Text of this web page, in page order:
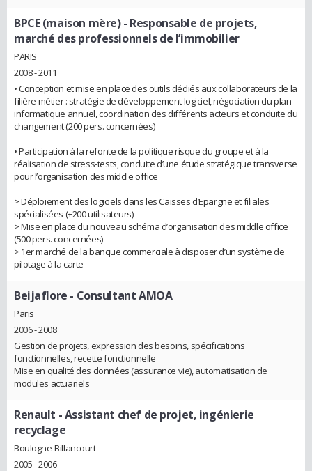
BPCE (maison mère)- Responsable de projets,
marché des professionnels de l’immobilier
PARIS
2008 - 2011
• Conception et mise en place des outils dédiés aux collaborateurs de la
filière métier : stratégie de développement logiciel, négociation du plan
informatique annuel, coordination des différents acteurs et conduite du
changement (200 pers. concernées)
• Participation à la refonte de la politique risque du groupe et à la
réalisation de stress-tests, conduite d’une étude stratégique transverse
pour l’organisation des middle office
> Déploiement des logiciels dans les Caisses d’Epargne et filiales
spécialisées (+200 utilisateurs)
> Mise en place du nouveau schéma d’organisation des middle office
(500 pers. concernées)
> 1er marché de la banque commerciale à disposer d’un système de
pilotage à la carte
Beijaflore - Consultant AMOA
Paris
2006 - 2008
Gestion de projets, expression des besoins, spécifications
fonctionnelles, recette fonctionnelle
Mise en qualité des données (assurance vie), automatisation de
modules actuariels
Renault - Assistant chef de projet, ingénierie
recyclage
Boulogne-Billancourt
2005 - 2006